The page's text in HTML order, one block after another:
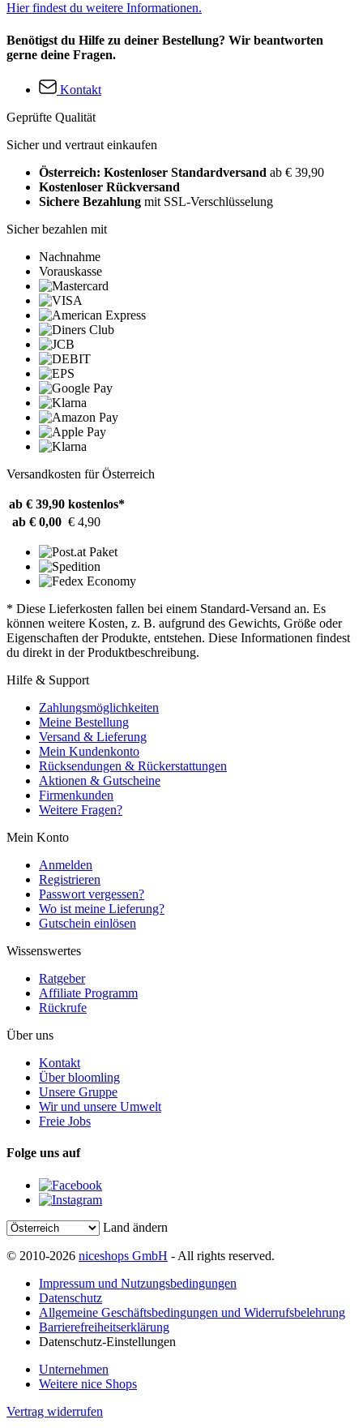
Hier findest du weitere Informationen.
Benötigst du Hilfe zu deiner Bestellung? Wir beantworten
gerne deine Fragen.
Kontakt
Geprüfte Qualität
Sicher und vertraut einkaufen
Österreich: Kostenloser Standardversand ab € 39,90
Kostenloser Rückversand
Sichere Bezahlung mit SSL-Verschlüsselung
Sicher bezahlen mit
Nachnahme
Vorauskasse
Versandkosten für Österreich
ab € 39,90 kostenlos*
ab € 0,00 € 4,90
* Diese Lieferkosten fallen bei einem Standard-Versand an. Es
können weitere Kosten, z. B. aufgrund des Gewichts, Größe oder
Eigenschaften der Produkte, entstehen. Diese Informationen findest
du direkt in der Produktbeschreibung.
Hilfe & Support
Zahlungsmöglichkeiten
Meine Bestellung
Versand & Lieferung
Mein Kundenkonto
Rücksendungen & Rückerstattungen
Aktionen & Gutscheine
Firmenkunden
Weitere Fragen?
Mein Konto
Anmelden
Registrieren
Passwort vergessen?
Wo ist meine Lieferung?
Gutschein einlösen
Wissenswertes
Ratgeber
Affiliate Programm
Rückrufe
Über uns
Kontakt
Über bloomling
Unsere Gruppe
Wir und unsere Umwelt
Freie Jobs
Folge uns auf
Land ändern
© 2010-2026 niceshops GmbH - All rights reserved.
Impressum und Nutzungsbedingungen
Datenschutz
Allgemeine Geschäftsbedingungen und Widerrufsbelehrung
Barrierefreiheitserklärung
Datenschutz-Einstellungen
Unternehmen
Weitere nice Shops
Vertrag widerrufen